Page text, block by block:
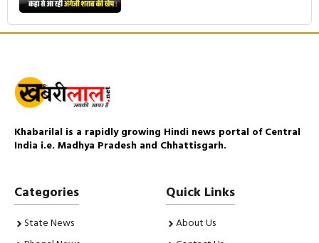
Khabarilal is a rapidly growing Hindi news portal of Central
India i.e. Madhya Pradesh and Chhattisgarh.
Categories
State News
Quick Links
About Us